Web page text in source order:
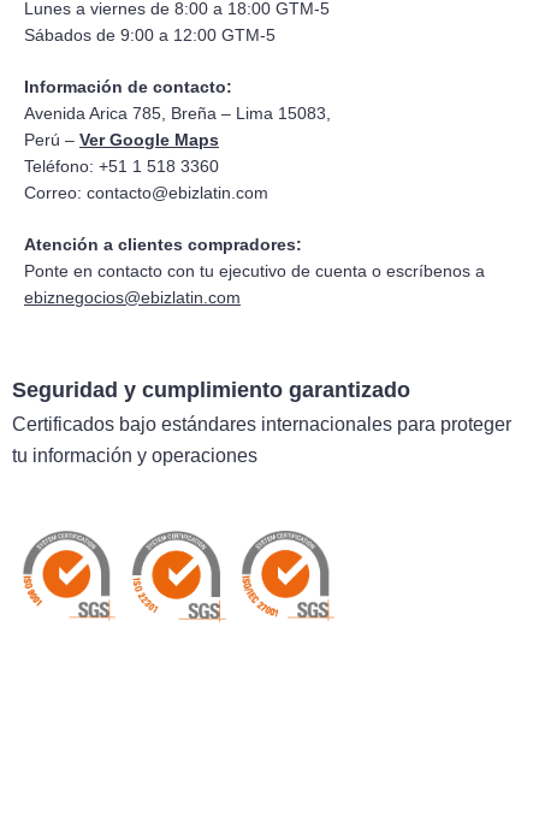
Lunes a viernes de 8:00 a 18:00 GTM-5
Sábados de 9:00 a 12:00 GTM-5
Información de contacto:
Avenida Arica 785, Breña – Lima 15083,
Perú – Ver Google Maps
Teléfono: +51 1 518 3360
Correo: contacto@ebizlatin.com
Atención a clientes compradores:
Ponte en contacto con tu ejecutivo de cuenta o escríbenos a
ebiznegocios@ebizlatin.com
Seguridad y cumplimiento garantizado
Certificados bajo estándares internacionales para proteger
tu información y operaciones